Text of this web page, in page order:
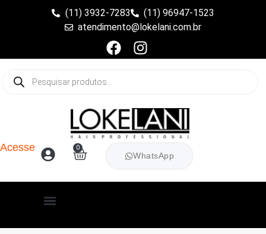
(11) 3932-7283
(11) 96947-1523
atendimento@lokelani.com.br
Acesse 0
WhatsApp